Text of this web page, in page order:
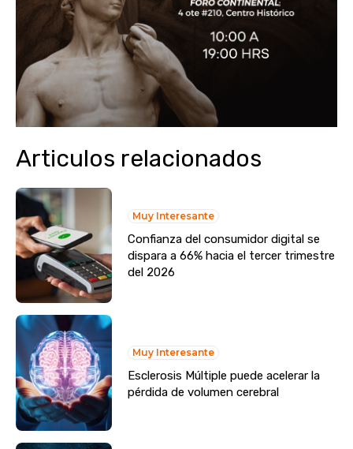
Articulos relacionados
Muy Interesante
Confianza del consumidor digital se
dispara a 66% hacia el tercer trimestre
del 2026
Muy Interesante
Esclerosis Múltiple puede acelerar la
pérdida de volumen cerebral